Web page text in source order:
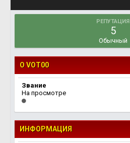
РЕПУТАЦИЯ
5
Обычный
О VOT00
Звание
На просмотре
ИНФОРМАЦИЯ